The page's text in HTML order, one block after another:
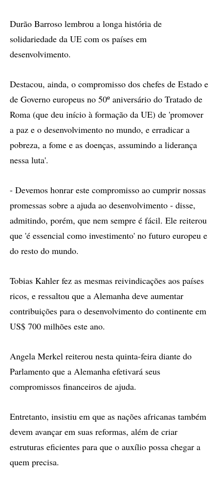
Durão Barroso lembrou a longa história de
solidariedade da UE com os países em
desenvolvimento.
Destacou, ainda, o compromisso dos chefes de Estado e
de Governo europeus no 50º aniversário do Tratado de
Roma (que deu início à formação da UE) de 'promover
a paz e o desenvolvimento no mundo, e erradicar a
pobreza, a fome e as doenças, assumindo a liderança
nessa luta'.
- Devemos honrar este compromisso ao cumprir nossas
promessas sobre a ajuda ao desenvolvimento - disse,
admitindo, porém, que nem sempre é fácil. Ele reiterou
que 'é essencial como investimento' no futuro europeu e
do resto do mundo.
Tobias Kahler fez as mesmas reivindicações aos países
ricos, e ressaltou que a Alemanha deve aumentar
contribuições para o desenvolvimento do continente em
US$ 700 milhões este ano.
Angela Merkel reiterou nesta quinta-feira diante do
Parlamento que a Alemanha efetivará seus
compromissos financeiros de ajuda.
Entretanto, insistiu em que as nações africanas também
devem avançar em suas reformas, além de criar
estruturas eficientes para que o auxílio possa chegar a
quem precisa.